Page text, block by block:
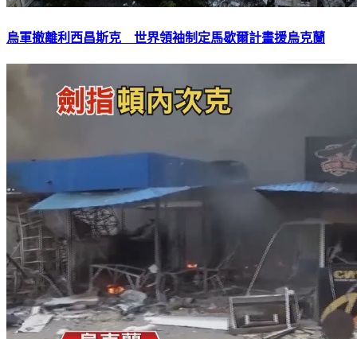
烏軍撤離利西昌斯克 世界領袖制定馬歇爾計畫援烏克蘭